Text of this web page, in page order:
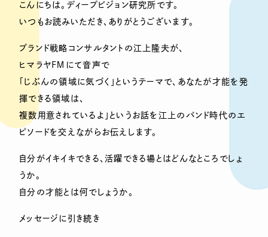
こんにちは。ディープビジョン研究所です。
いつもお読みいただき、ありがとうございます。
ブランド戦略コンサルタントの江上隆夫が、
ヒマラヤＦＭにて音声で
「じぶんの領域に気づく」というテーマで、あなたが才能を発
揮できる領域は、
複数用意されているよ」というお話を江上のバンド時代のエ
ピソードを交えながらお伝えします。
自分がイキイキできる、活躍できる場とはどんなところでしょ
うか。
自分の才能とは何でしょうか。
メッセージに引き続き